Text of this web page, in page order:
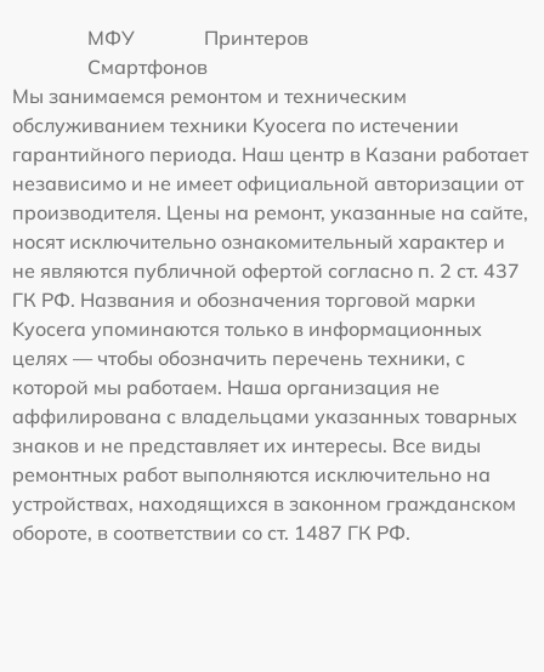
МФУ
Принтеров
Смартфонов
Мы занимаемся ремонтом и техническим
обслуживанием техники Kyocera по истечении
гарантийного периода. Наш центр в Казани работает
независимо и не имеет официальной авторизации от
производителя. Цены на ремонт, указанные на сайте,
носят исключительно ознакомительный характер и
не являются публичной офертой согласно п. 2 ст. 437
ГК РФ. Названия и обозначения торговой марки
Kyocera упоминаются только в информационных
целях — чтобы обозначить перечень техники, с
которой мы работаем. Наша организация не
аффилирована с владельцами указанных товарных
знаков и не представляет их интересы. Все виды
ремонтных работ выполняются исключительно на
устройствах, находящихся в законном гражданском
обороте, в соответствии со ст. 1487 ГК РФ.